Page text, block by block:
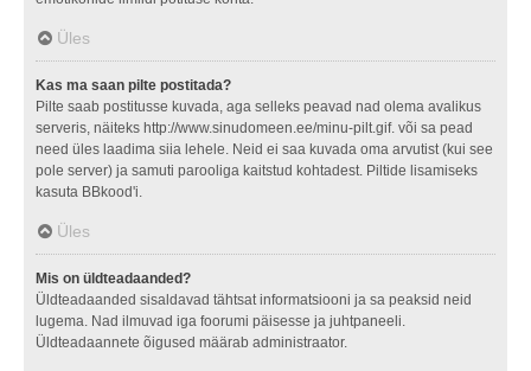
Üles
Kas ma saan pilte postitada?
Pilte saab postitusse kuvada, aga selleks peavad nad olema avalikus
serveris, näiteks http://www.sinudomeen.ee/minu-pilt.gif. või sa pead
need üles laadima siia lehele. Neid ei saa kuvada oma arvutist (kui see
pole server) ja samuti parooliga kaitstud kohtadest. Piltide lisamiseks
kasuta BBkood'i.
Üles
Mis on üldteadaanded?
Üldteadaanded sisaldavad tähtsat informatsiooni ja sa peaksid neid
lugema. Nad ilmuvad iga foorumi päisesse ja juhtpaneeli.
Üldteadaannete õigused määrab administraator.